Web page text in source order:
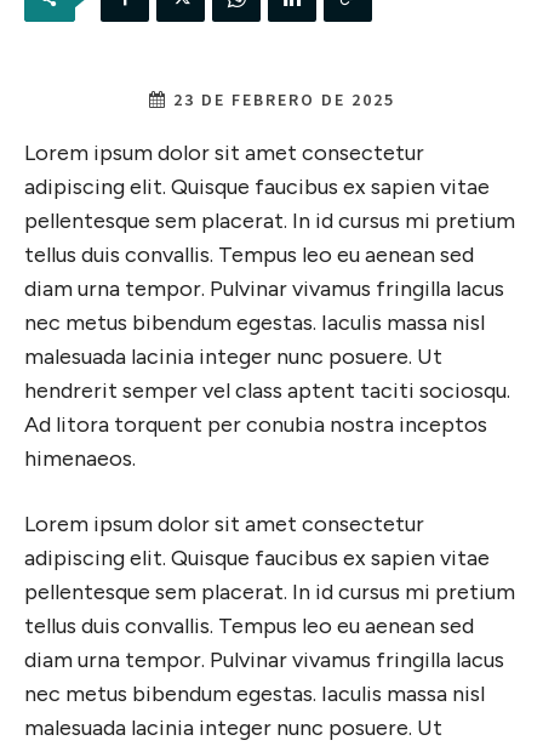
23 DE FEBRERO DE 2025
Lorem ipsum dolor sit amet consectetur
adipiscing elit. Quisque faucibus ex sapien vitae
pellentesque sem placerat. In id cursus mi pretium
tellus duis convallis. Tempus leo eu aenean sed
diam urna tempor. Pulvinar vivamus fringilla lacus
nec metus bibendum egestas. Iaculis massa nisl
malesuada lacinia integer nunc posuere. Ut
hendrerit semper vel class aptent taciti sociosqu.
Ad litora torquent per conubia nostra inceptos
himenaeos.
Lorem ipsum dolor sit amet consectetur
adipiscing elit. Quisque faucibus ex sapien vitae
pellentesque sem placerat. In id cursus mi pretium
tellus duis convallis. Tempus leo eu aenean sed
diam urna tempor. Pulvinar vivamus fringilla lacus
nec metus bibendum egestas. Iaculis massa nisl
malesuada lacinia integer nunc posuere. Ut